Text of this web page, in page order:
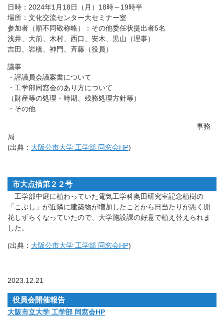
日時：2024年1月18日（月）18時～19時半
場所：文化交流センター大セミナー室
参加者（順不同敬称略）：その他委任状提出者5名
浅井、大前、木村、西口、安木、黒山（理事）
吉田、岩橋、神門、斉藤（役員）
議事
・評議員会議案書について
・工学部同窓会のあり方について
（財産等の処理・時期、残務処理方針等）
・その他
事務
局
(出典： 大阪公市大学 工学部 同窓会HP)
市大点描第２２号
工学部中庭に植わっていた電気工学科奥田研究室記念植樹の
「こぶし」が近隣に建築物が増加したことから日当たりが悪く開
花しずらくなっていたので、大学施設課の好意で植え替えられま
した。
(出典： 大阪公市大学 工学部 同窓会HP)
2023.12.21
役員会開催報告
大阪市立大学 工学部 同窓会HP